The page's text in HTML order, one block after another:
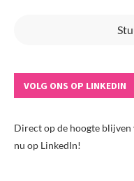
VOLG ONS OP LINKEDIN
Direct op de hoogte blijven
nu op LinkedIn!